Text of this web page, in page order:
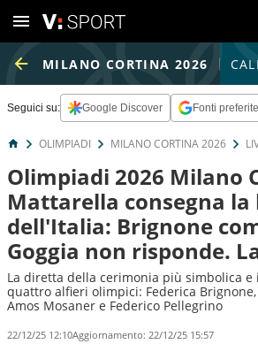
MILANO CORTINA 2026
Seguici su: Google Discover Fonti preferite
OLIMPIADI MILANO CORTINA 2026
Olimpiadi 2026 Milano
Mattarella consegna la
dell'Italia: Brignone
Goggia non risponde.
La diretta della cerimonia più simbolica e
quattro alfieri olimpici: Federica
Amos Mosaner e Federico Pellegrino
22/12/25 12:10Aggiornamento: 22/12/25 15:57